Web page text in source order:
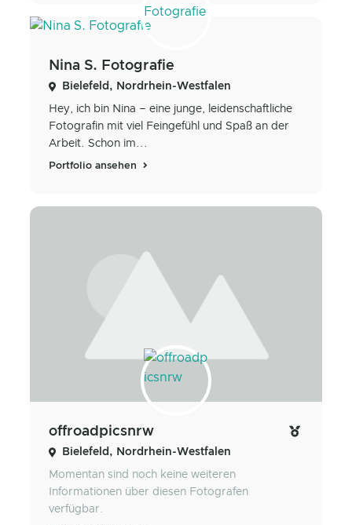
Nina S. Fotografie
Bielefeld, Nordrhein-Westfalen
Hey, ich bin Nina – eine junge, leidenschaftliche
Fotografin mit viel Feingefühl und Spaß an der
Arbeit. Schon im...
Portfolio ansehen
offroadpicsnrw
Bielefeld, Nordrhein-Westfalen
Momentan sind noch keine weiteren
Informationen über diesen Fotografen
verfügbar.